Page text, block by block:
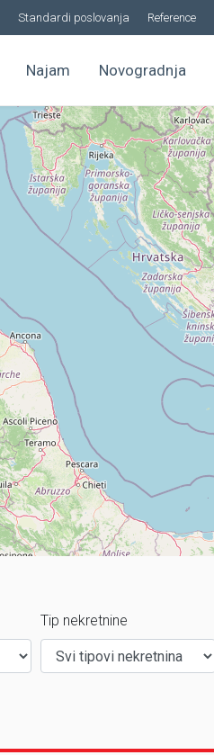
Standardi poslovanja Reference
Najam Novogradnja
Tip nekretnine